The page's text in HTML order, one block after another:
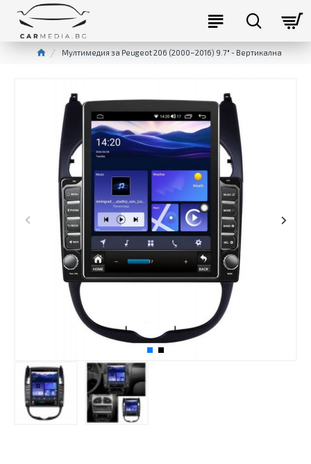
Мултимедия за Peugeot 206 (2000–2016) 9.7″ - Вертикална